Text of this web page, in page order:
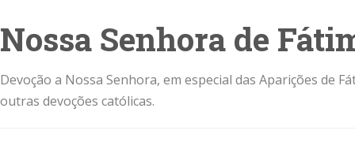
Nossa Senhora de
Devoção a Nossa Senhora, em especial das Aparições de
outras devoções católicas.